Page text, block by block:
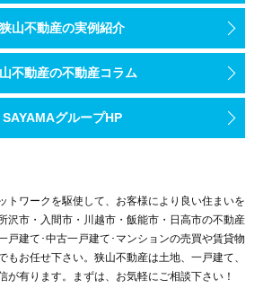
狭山不動産の実例紹介
不動産の不動産コラム
SAYAMAグループHP
トワークを駆使して、お客様により良い住まいを
沢市・入間市・川越市・飯能市・日高市の不動産
戸建て･中古一戸建て･マンションの売買や賃貸物
もお任せ下さい。狭山不動産は土地、一戸建て、
が有ります。まずは、お気軽にご相談下さい！